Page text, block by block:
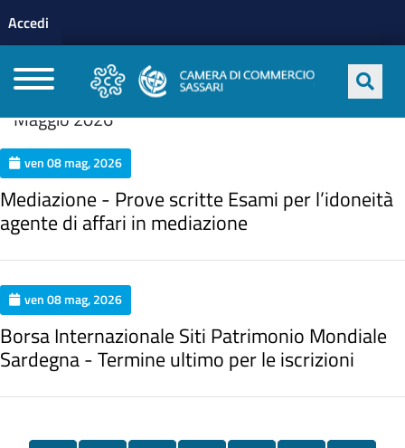
profilo utente
Accedi
Maggio 2026
ven 08 mag, 2026
Mediazione - Prove scritte Esami per l’idoneità
agente di affari in mediazione
ven 08 mag, 2026
Borsa Internazionale Siti Patrimonio Mondiale
Sardegna - Termine ultimo per le iscrizioni